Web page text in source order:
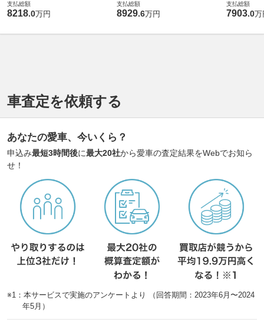
支払総額
8218.0万円
支払総額
8929.6万円
支払総額
7903.0万
車査定を依頼する
あなたの愛車、今いくら？
申込み最短3時間後に最大20社から愛車の査定結果をWebでお知ら
せ！
※1：本サービスで実施のアンケートより （回答期間：2023年6月〜2024
年5月）